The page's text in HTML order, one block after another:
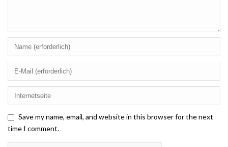
Save my name, email, and website in this browser for the next
time I comment.